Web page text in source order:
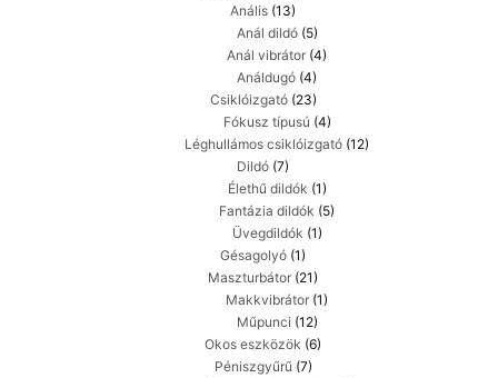
Anális (13)
Anál dildó(5)
Anál vibrátor (4)
Análdugó (4)
Csiklóizgató(23)
Fókusz típusú (4)
Léghullámos csiklóizgató (12)
Dildó (7)
Élethű dildók (1)
Fantázia dildók (5)
Üvegdildók (1)
Gésagolyó (1)
Maszturbátor (21)
Makkvibrátor (1)
Műpunci (12)
Okos eszközök (6)
Péniszgyűrű (7)